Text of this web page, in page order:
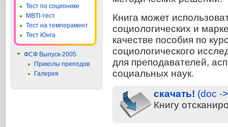
Книга может
социологических и
качестве пособия по
социологического
для преподавателей,
социальных наук.
скачать! (doc -
Книгу
Тест по соционике
MBTI-тест
Тест на темперамент
Тест Юнга
ФСФ Выпуск-2005
Приколы преподов
Галерея